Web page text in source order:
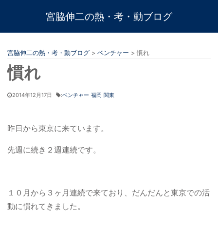
宮脇伸二の熱・考・動ブログ
宮脇伸二の熱・考・動ブログ > ベンチャー > 慣れ
慣れ
2014年12月17日 :ベンチャー 福岡 関東
昨日から東京に来ています。
先週に続き２週連続です。
１０月から３ヶ月連続で来ており、だんだんと東京での活
動に慣れてきました。